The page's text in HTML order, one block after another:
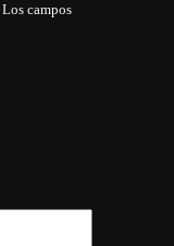
Los campos